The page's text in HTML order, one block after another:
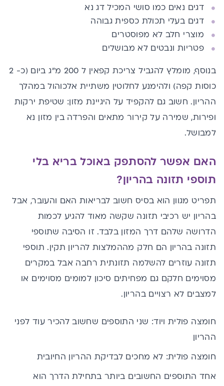
דגים נאים כמו סושי המכיל דג נא
דגים בעלי תכולת כספית גבוהה
מוצרי חלב לא מפוסטרים
פטריות ונבטים לא מבושלים
בנוסף, מומלץ להגביל צריכת קפאין ל 200 מ"ג ביום (כ- 2
כוסות קפה) ולהימנע לחלוטין משתיית אלכוהול במהלך
ההריון. חשוב גם להקפיד על היגיינת מזון: שטיפת ירקות
ופירות, שמירה על קירור מתאים והפרדה בין מזון נא
למבושל.
האם אפשר להסתפק באוכל בריא בלי
תוספי תזונה בהריון?
תפריט מגוון הוא בסיס חשוב לבריאות האם והעובר, אבל
בהריון יש רכיבי תזונה שקשה מאוד להגיע לכמות
הדרושה שלהם דרך המזון בלבד. זו הסיבה שתוספי
תזונה בהריון הם חלק מההמלצות להריון תקין. תוספי
תזונה עוזרים להשלמה תזונתית רחבה אבל במקרים
מסוימים חלקם גם מפחיתים סיכון למומים מסוימים או
למצבים לא רצויים בהריון.
חומצה פולית ויוד: שני התוספים שחשוב להכיר עוד לפני
ההריון
חומצה פולית: לא מחכים לבדיקת ההריון החיובית
אחד התוספים החשובים ביותר בתחילת הדרך הוא